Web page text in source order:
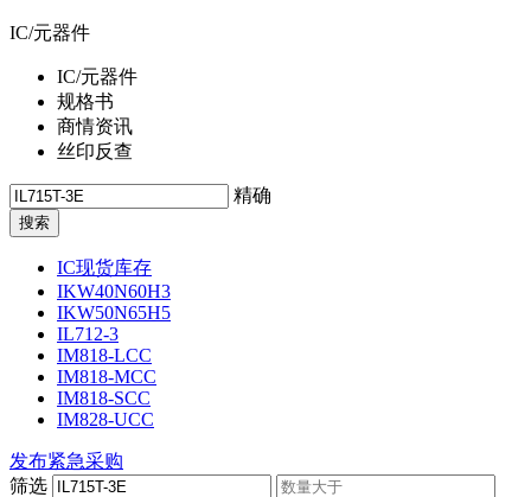
IC/元器件
IC/元器件
规格书
商情资讯
丝印反查
精确
IC现货库存
IKW40N60H3
IKW50N65H5
IL712-3
IM818-LCC
IM818-MCC
IM818-SCC
IM828-UCC
发布紧急采购
筛选